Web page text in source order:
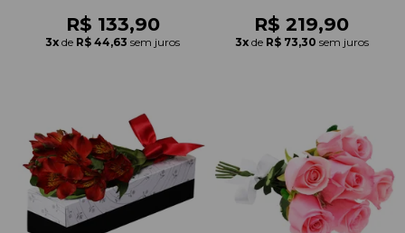
R$ 133,90
3x de R$ 44,63 sem juros
R$ 219,90
3x de R$ 73,30 sem juros